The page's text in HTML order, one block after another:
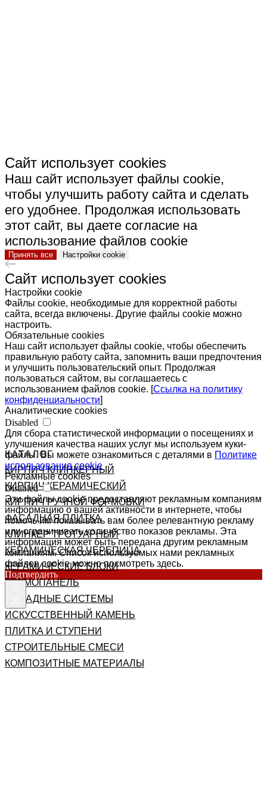
КАТАЛОГ
КИРПИЧ КЛИНКЕРНЫЙ
КИРПИЧ КЕРАМИЧЕСКИЙ
КИРПИЧ РУЧНОЙ ФОРМОВКИ
ФАСАДНАЯ ПЛИТКА
КЛИНКЕР ТРОТУАРНЫЙ
КЕРАМИЧЕСКАЯ ЧЕРЕПИЦА
КЕРАМИЧЕСКИЕ БЛОКИ
ТЕРМОПАНЕЛЬ
ФАСАДНЫЕ СИСТЕМЫ
ИСКУССТВЕННЫЙ КАМЕНЬ
ПЛИТКА И СТУПЕНИ
СТРОИТЕЛЬНЫЕ СМЕСИ
КОМПОЗИТНЫЕ МАТЕРИАЛЫ
Сайт использует cookies
Наш сайт использует файлы cookie,
чтобы улучшить работу сайта и сделать
его удобнее. Продолжая использовать
этот сайт, вы даете согласие на
использование файлов cookie
Принять все Настройки cookie
Сайт использует cookies
Настройки cookie
Файлы cookie, необходимые для корректной работы
сайта, всегда включены. Другие файлы cookie можно
настроить.
Обязательные cookies
Наш сайт использует файлы cookie, чтобы обеспечить
правильную работу сайта, запомнить ваши предпочтения
и улучшить пользовательский опыт. Продолжая
пользоваться сайтом, вы соглашаетесь с
использованием файлов cookie. [Ссылка на политику
конфиденциальности]
Аналитические cookies
Disabled
Для сбора статистической информации о посещениях и
улучшения качества наших услуг мы используем куки-
файлы. Вы можете ознакомиться с деталями в Политике
использования cookie
Рекламные cookies
Disabled
Эти файлы cookie предоставляют рекламным компаниям
информацию о вашей активности в интернете, чтобы
помочь им показывать вам более релевантную рекламу
или ограничивать количество показов рекламы. Эта
информация может быть передана другим рекламным
компаниям. Список используемых нами рекламных
файлов cookie можно посмотреть здесь.
Подтвердить